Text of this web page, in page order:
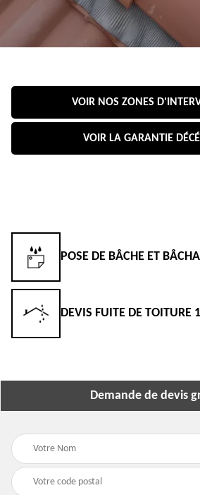
VOIR NOS ZONES
VOIR LA GARANTIE
POSE DE BÂCHE ET
DEVIS FUITE DE TOITURE
Demande de devis